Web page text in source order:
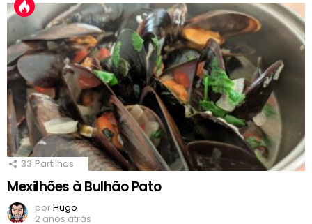
33 Partilhas
Mexilhões à Bulhão Pato
porHugo
2 anos atrás